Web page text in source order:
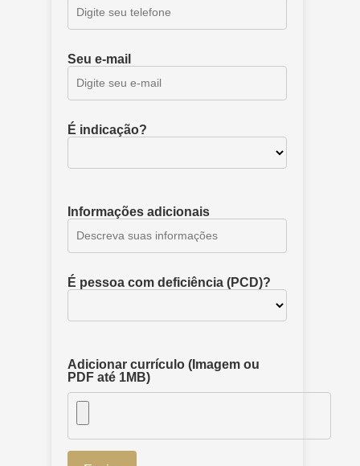
Seu e-mail
É indicação?
Informações adicionais
É pessoa com deficiência (PCD)?
Adicionar currículo (Imagem ou
PDF até 1MB)